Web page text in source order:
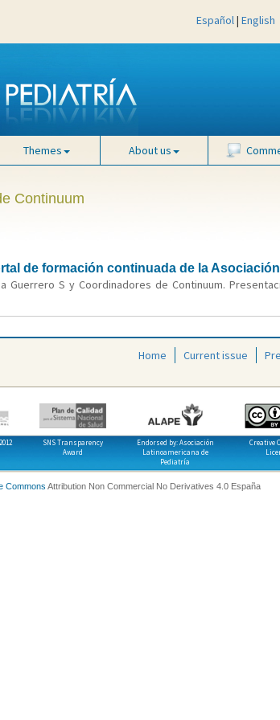
Español| English
Themes About us
Continuum
de formación continuada de la
Guerrero S y Coordinadores de Continuum.
Home Current issue
SNS Transparency
Award
Endorsed by: Asociación
Latinoamericana de
Pediatría
Creative
Commons Attribution Non Commercial No Derivatives 4.0 España